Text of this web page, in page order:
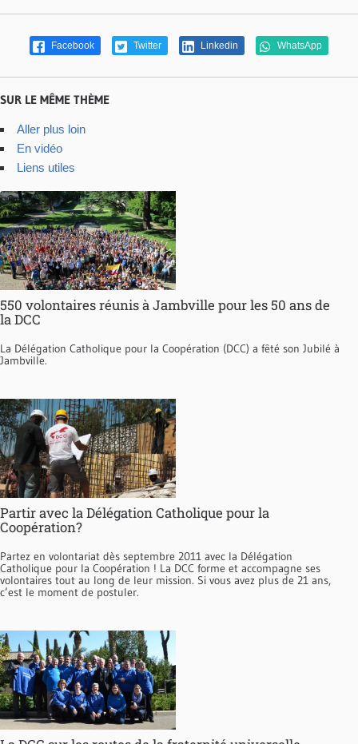
Facebook Twitter Linkedin WhatsApp
SUR LE MÊME THÈME
Aller plus loin
En vidéo
Liens utiles
550 volontaires réunis à Jambville pour les 50 ans de
la DCC
La Délégation Catholique pour la Coopération (DCC) a fêté son Jubilé à
Jambville.
Partir avec la Délégation Catholique pour la
Coopération?
Partez en volontariat dès septembre 2011 avec la Délégation
Catholique pour la Coopération ! La DCC forme et accompagne ses
volontaires tout au long de leur mission. Si vous avez plus de 21 ans,
c’est le moment de postuler.